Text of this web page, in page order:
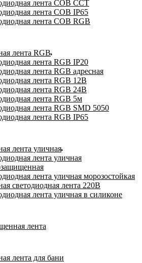
лента COB CCT
лента COB IP65
лента COB RGB
лента RGB
лента RGB IP20
лента RGB адресная
лента RGB 12В
лента RGB 24В
лента RGB 5м
лента RGB SMD 5050
лента RGB IP65
лента уличная
лента уличная
лента уличная морозостойкая
светодиодная лента 220В
лента уличная в силиконе
лента
лента для бани